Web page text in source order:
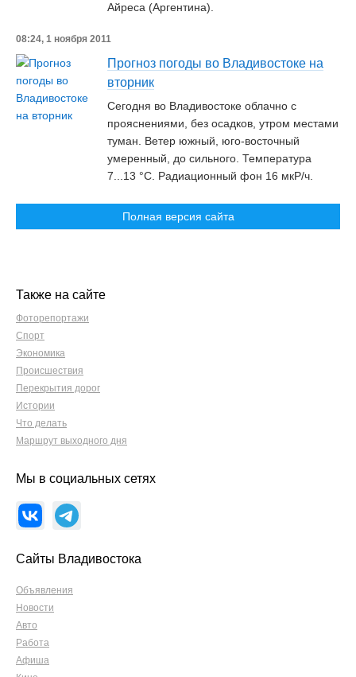
Айреса (Аргентина).
08:24, 1 ноября 2011
Прогноз погоды во Владивостоке на
вторник
Сегодня во Владивостоке облачно с
прояснениями, без осадков, утром местами
туман. Ветер южный, юго-восточный
умеренный, до сильного. Температура
7...13 °C. Радиационный фон 16 мкР/ч.
Полная версия сайта
Также на сайте
Фоторепортажи
Спорт
Экономика
Происшествия
Перекрытия дорог
Истории
Что делать
Маршрут выходного дня
Мы в социальных сетях
Сайты Владивостока
Объявления
Новости
Авто
Работа
Афиша